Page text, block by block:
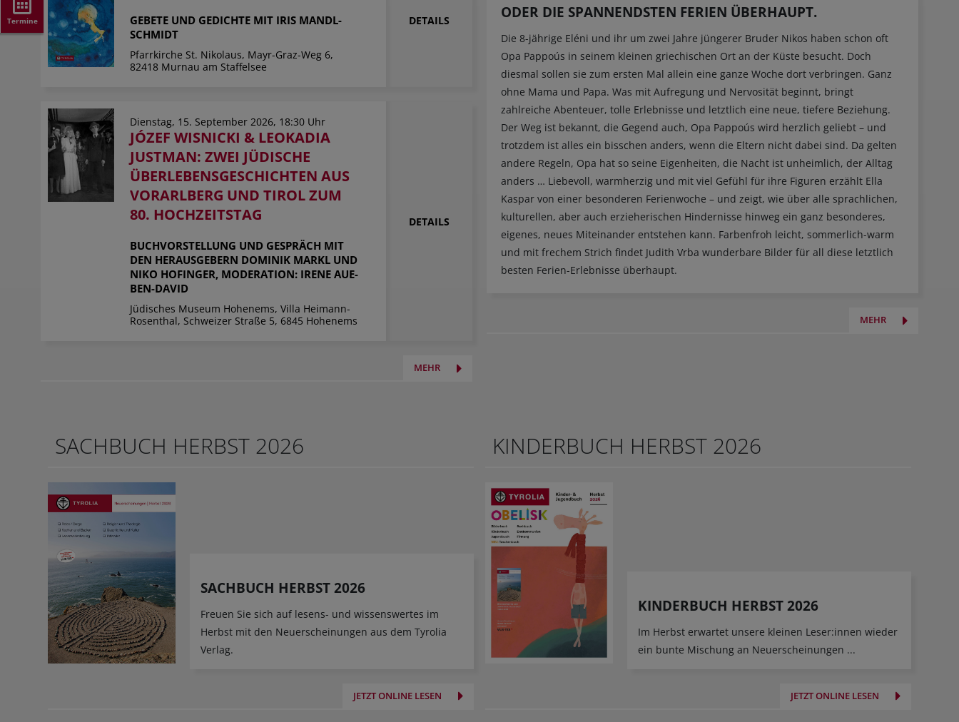
Termine
GEBETE UND GEDICHTE MIT IRIS MANDL-
SCHMIDT
Pfarrkirche St. Nikolaus, Mayr-Graz-Weg 6,
82418 Murnau am Staffelsee
DETAILS
Dienstag, 15. September 2026, 18:30 Uhr
JÓZEF WISNICKI & LEOKADIA
JUSTMAN: ZWEI JÜDISCHE
ÜBERLEBENSGESCHICHTEN AUS
VORARLBERG UND TIROL ZUM
80. HOCHZEITSTAG
BUCHVORSTELLUNG UND GESPRÄCH MIT
DEN HERAUSGEBERN DOMINIK MARKL UND
NIKO HOFINGER, MODERATION: IRENE AUE-
BEN-DAVID
Jüdisches Museum Hohenems, Villa Heimann-
Rosenthal, Schweizer Straße 5, 6845 Hohenems
DETAILS
MEHR
ODER DIE SPANNENDSTEN FERIEN ÜBERHAUPT.
Die 8-jährige Eléni und ihr um zwei Jahre jüngerer Bruder Nikos haben schon oft
Opa Pappoús in seinem kleinen griechischen Ort an der Küste besucht. Doch
diesmal sollen sie zum ersten Mal allein eine ganze Woche dort verbringen. Ganz
ohne Mama und Papa. Was mit Aufregung und Nervosität beginnt, bringt
zahlreiche Abenteuer, tolle Erlebnisse und letztlich eine neue, tiefere Beziehung.
Der Weg ist bekannt, die Gegend auch, Opa Pappoús wird herzlich geliebt – und
trotzdem ist alles ein bisschen anders, wenn die Eltern nicht dabei sind. Da gelten
andere Regeln, Opa hat so seine Eigenheiten, die Nacht ist unheimlich, der Alltag
anders … Liebevoll, warmherzig und mit viel Gefühl für ihre Figuren erzählt Ella
Kaspar von einer besonderen Ferienwoche – und zeigt, wie über alle sprachlichen,
kulturellen, aber auch erzieherischen Hindernisse hinweg ein ganz besonderes,
eigenes, neues Miteinander entstehen kann. Farbenfroh leicht, sommerlich-warm
und mit frechem Strich findet Judith Vrba wunderbare Bilder für all diese letztlich
besten Ferien-Erlebnisse überhaupt.
MEHR
SACHBUCH HERBST 2026
SACHBUCH HERBST 2026
Freuen Sie sich auf lesens- und wissenswertes im
Herbst mit den Neuerscheinungen aus dem Tyrolia
Verlag.
JETZT ONLINE LESEN
KINDERBUCH HERBST 2026
KINDERBUCH HERBST 2026
Im Herbst erwartet unsere kleinen Leser:innen wieder
ein bunte Mischung an Neuerscheinungen ...
JETZT ONLINE LESEN